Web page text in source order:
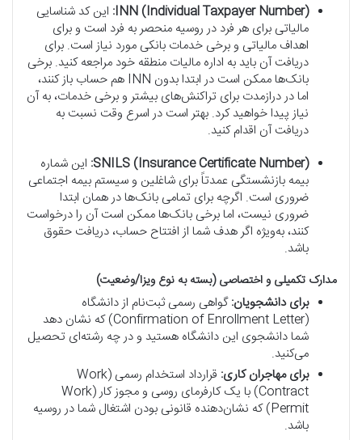
INN (Individual Taxpayer Number): این کد شناسایی
مالیاتی برای هر فرد در روسیه منحصر به فرد است و برای
اهداف مالیاتی و برخی خدمات بانکی مورد نیاز است. برای
دریافت آن باید به اداره مالیات منطقه خود مراجعه کنید. برخی
بانک‌ها ممکن است در ابتدا بدون INN هم حساب باز کنند،
اما در درازمدت برای تراکنش‌های بیشتر و برخی خدمات، به آن
نیاز پیدا خواهید کرد. بهتر است در اسرع وقت نسبت به
دریافت آن اقدام کنید.
SNILS (Insurance Certificate Number): این شماره
بیمه بازنشستگی عمدتاً برای شاغلین و سیستم بیمه اجتماعی
ضروری است. اگرچه برای تمامی بانک‌ها در همان ابتدا
ضروری نیست، اما برخی بانک‌ها ممکن است آن را درخواست
کنند، به‌ویژه اگر هدف شما از افتتاح حساب، دریافت حقوق
باشد.
مدارک تکمیلی و اختصاصی (بسته به نوع ویزا/وضعیت)
برای دانشجویان: گواهی رسمی ثبت‌نام از دانشگاه
(Confirmation of Enrollment Letter) که نشان دهد
شما دانشجوی این دانشگاه هستید و در چه رشته‌ای تحصیل
می‌کنید.
برای مهاجران کاری:
قرارداد استخدام رسمی (Work
Contract) با یک کارفرمای روسی و مجوز کار (Work
Permit) که نشان‌دهنده قانونی بودن اشتغال شما در روسیه
باشد.